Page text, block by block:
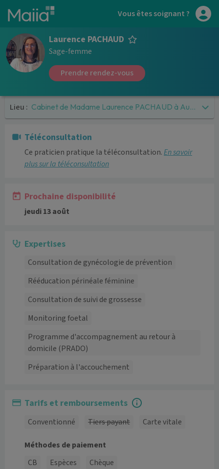
Aller au contenu principal Vous êtes soignant ?
Laurence PACHAUD
Sage-femme
Prendre rendez-vous
Lieu : Cabinet de Madame Laurence PACHAUD à Aucun
Téléconsultation
Ce praticien pratique la téléconsultation.En savoir
plus sur la téléconsultation
Prochaine disponibilité
jeudi 13 août
Expertises
Consultation de gynécologie de prévention
Rééducation périnéale féminine
Consultation de suivi de grossesse
Monitoring foetal
Programme d'accompagnement au retour à
domicile (PRADO)
Préparation à l'accouchement
Tarifs et remboursements
Conventionné Tiers payant Carte vitale
Méthodes de paiement
CB
Espèces
Chèque